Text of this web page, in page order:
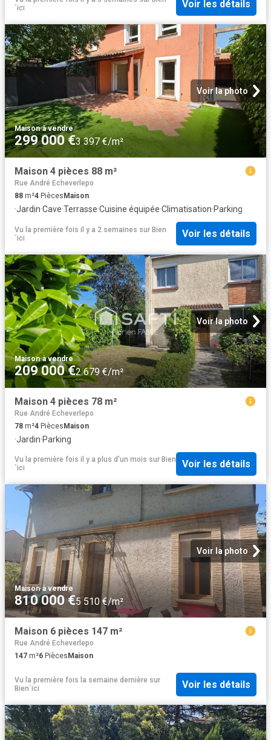
´ici
Voir les détails
Voir la photo
Maison·à vendre
299 000 €3 397 €/m²
Maison 4 pièces 88 m²
Rue André Echeverlepo
88 m²4 Pièces Maison
·Jardin·Cave·Terrasse·Cuisine équipée·Climatisation·Parking
Vu la première fois il y a 2 semaines sur Bien
´ici
Voir les détails
Voir la photo
Maison·à vendre
209 000 €2 679 €/m²
Maison 4 pièces 78 m²
Rue André Echeverlepo
78 m²4 PiècesMaison
·Jardin·Parking
Vu la première fois il y a plus d'un mois sur Bien
´ici
Voir les détails
Voir la photo
Maison·à vendre
810 000 €5 510 €/m²
Maison 6 pièces 147 m²
Rue André Echeverlepo
147 m²6 Pièces Maison
Vu la première fois la semaine dernière sur
Bien´ici
Voir les détails